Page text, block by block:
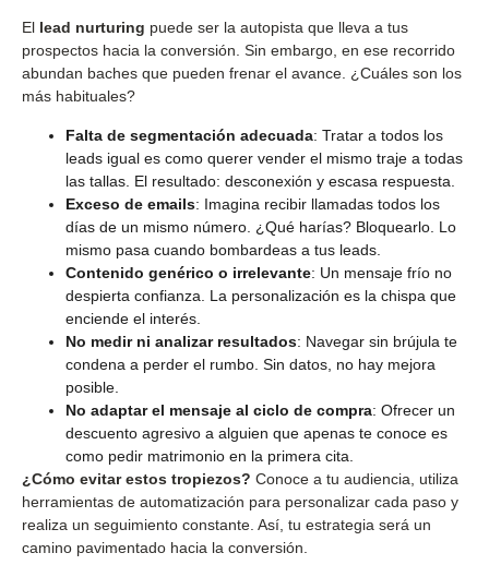
El lead nurturing puede ser la autopista que lleva a tus
prospectos hacia la conversión. Sin embargo, en ese recorrido
abundan baches que pueden frenar el avance. ¿Cuáles son los
más habituales?
Falta de segmentación adecuada: Tratar a todos los
leads igual es como querer vender el mismo traje a todas
las tallas. El resultado: desconexión y escasa respuesta.
Exceso de emails: Imagina recibir llamadas todos los
días de un mismo número. ¿Qué harías? Bloquearlo. Lo
mismo pasa cuando bombardeas a tus leads.
Contenido genérico o irrelevante: Un mensaje frío no
despierta confianza. La personalización es la chispa que
enciende el interés.
No medir ni analizar resultados: Navegar sin brújula te
condena a perder el rumbo. Sin datos, no hay mejora
posible.
No adaptar el mensaje al ciclo de compra: Ofrecer un
descuento agresivo a alguien que apenas te conoce es
como pedir matrimonio en la primera cita.
¿Cómo evitar estos tropiezos? Conoce a tu audiencia, utiliza
herramientas de automatización para personalizar cada paso y
realiza un seguimiento constante. Así, tu estrategia será un
camino pavimentado hacia la conversión.